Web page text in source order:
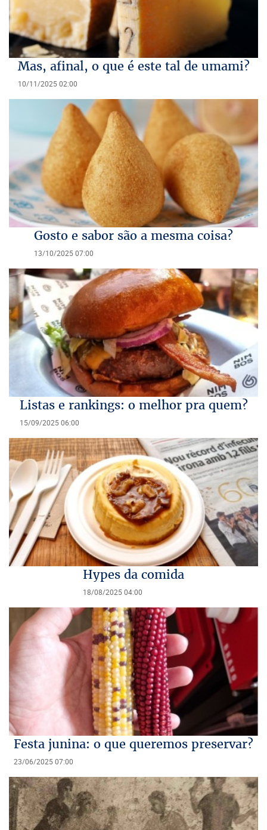
Mas, afinal, o que é este tal de umami?
10/11/2025 02:00
Gosto e sabor são a mesma coisa?
13/10/2025 07:00
Listas e rankings: o melhor pra quem?
15/09/2025 06:00
Hypes da comida
18/08/2025 04:00
Festa junina: o que queremos preservar?
23/06/2025 07:00